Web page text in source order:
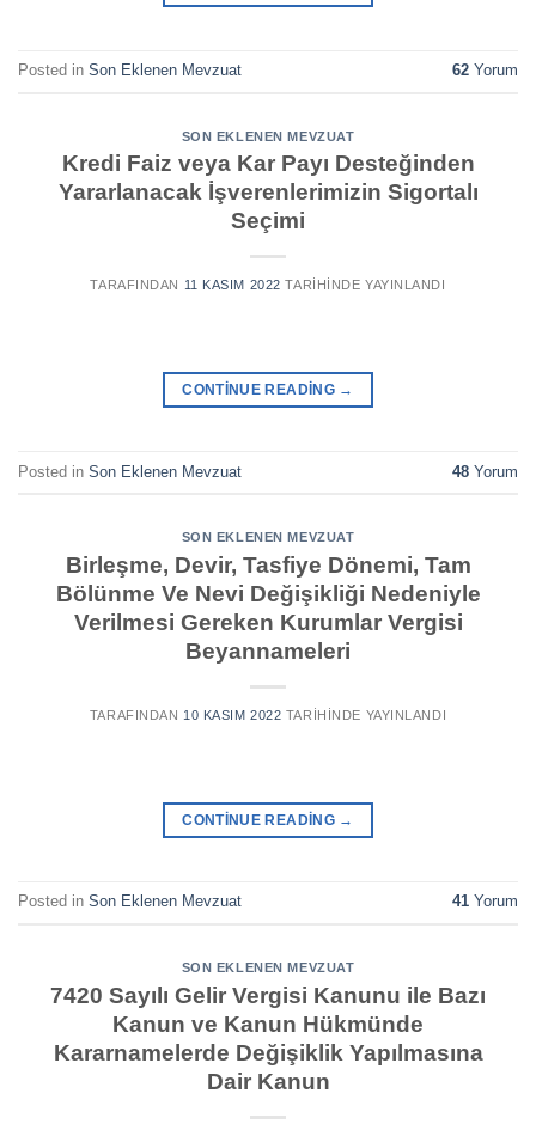
Posted in Son Eklenen Mevzuat 62 Yorum
SON EKLENEN MEVZUAT
Kredi Faiz veya Kar Payı Desteğinden
Yararlanacak İşverenlerimizin Sigortalı
Seçimi
TARAFINDAN 11 KASIM 2022 TARIHINDE YAYINLANDI
CONTINUE READING →
Posted in Son Eklenen Mevzuat 48 Yorum
SON EKLENEN MEVZUAT
Birleşme, Devir, Tasfiye Dönemi, Tam
Bölünme Ve Nevi Değişikliği Nedeniyle
Verilmesi Gereken Kurumlar Vergisi
Beyannameleri
TARAFINDAN 10 KASIM 2022 TARIHINDE YAYINLANDI
CONTINUE READING →
Posted in Son Eklenen Mevzuat 41 Yorum
SON EKLENEN MEVZUAT
7420 Sayılı Gelir Vergisi Kanunu ile Bazı
Kanun ve Kanun Hükmünde
Kararnamelerde Değişiklik Yapılmasına
Dair Kanun